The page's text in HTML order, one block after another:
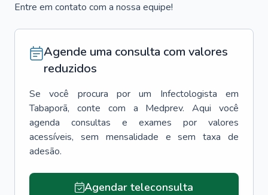
Entre em contato com a nossa equipe!
Agende uma consulta com valores
reduzidos
Se você procura por um Infectologista
em
Tabaporã, conte com a Medprev. Aqui você
agenda consultas e exames por valores
acessíveis, sem mensalidade e sem taxa de
adesão.
Agendar teleconsulta